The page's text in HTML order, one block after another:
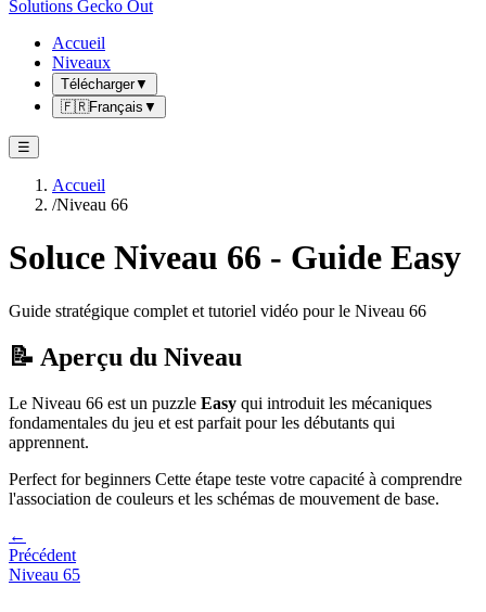
Solutions Gecko Out
Accueil
Niveaux
Télécharger▼
🇫🇷Français ▼
☰
Accueil
/Niveau 66
Soluce Niveau 66 - Guide Easy
Guide stratégique complet et tutoriel vidéo pour le Niveau 66
📝 Aperçu du Niveau
Le Niveau 66 est un puzzle Easy qui introduit les mécaniques
fondamentales du jeu et est parfait pour les débutants qui
apprennent.
Perfect for beginners Cette étape teste votre capacité à comprendre
l'association de couleurs et les schémas de mouvement de base.
←
Précédent
Niveau 65